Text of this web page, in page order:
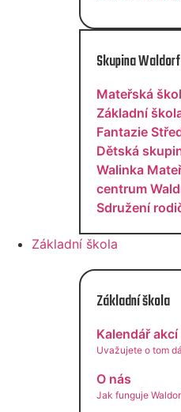
Skupina
Mateřská
Základní
Fantazie
Dětská
Walinka
centrum
Sdružení
Základní škola
Základní škola
Kalendář akcí
Uvažujete o tom
O nás
Jak funguje